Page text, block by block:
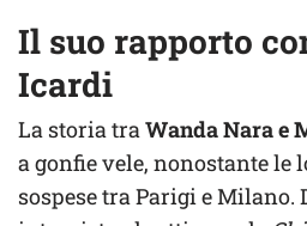
Il suo rapporto
Icardi
La storia traWanda Nara e
a gonfie vele, nonostante le
sospese tra Parigi e Milano.